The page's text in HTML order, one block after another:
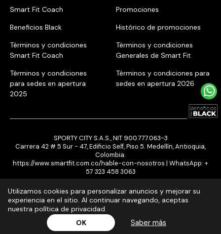
¡Inscribite ya!
Smart Fit Coach
Promociones
Beneficios Black
Histórico de promociones
Términos y condiciones
Smart Fit Coach
Términos y condiciones
Generales de Smart Fit
Términos y condiciones
para sedes en apertura
2025
Términos y condiciones para
sedes en apertura 2026
SPORTY CITY S.A.S., NIT 900.777.063-3
Carrera 42 # 5 Sur - 47, Edificio Self, Piso 5. Medellín, Antioquia,
Colombia.
https://www.smartfit.com.co/hable-con-nosotros | WhatsApp: +
57 323 458 3063
Utilizamos cookies para personalizar anuncios y mejorar su
experiencia en el sitio. Al continuar navegando, aceptas
nuestra política de privacidad.
OK
Saber más